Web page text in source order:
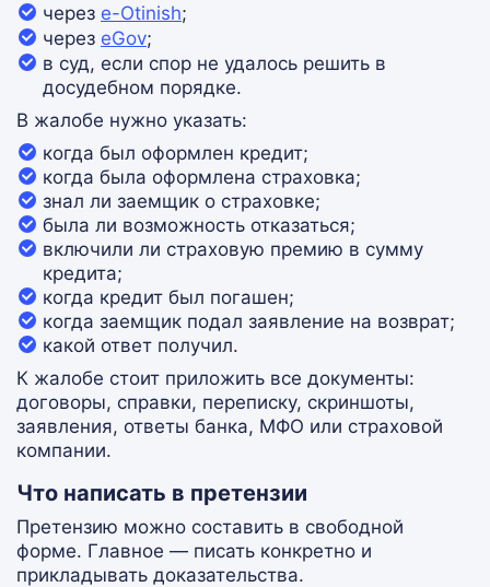
через e-Otinish;
через eGov;
в суд, если спор не удалось решить в
досудебном порядке.
В жалобе нужно указать:
когда был оформлен кредит;
когда была оформлена страховка;
знал ли заемщик о страховке;
была ли возможность отказаться;
включили ли страховую премию в сумму
кредита;
когда кредит был погашен;
когда заемщик подал заявление на возврат;
какой ответ получил.
К жалобе стоит приложить все документы:
договоры, справки, переписку, скриншоты,
заявления, ответы банка, МФО или страховой
компании.
Что написать в претензии
Претензию можно составить в свободной
форме. Главное — писать конкретно и
прикладывать доказательства.